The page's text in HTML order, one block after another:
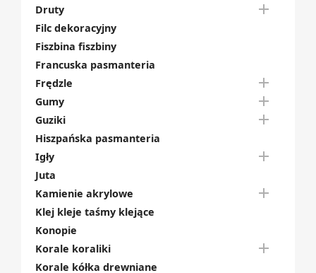
Druty 
Filc dekoracyjny
Fiszbina fiszbiny
Francuska pasmanteria
Frędzle

Gumy 
Guziki 
Hiszpańska pasmanteria
Igły

Juta
Kamienie akrylowe

Klej kleje taśmy klejące
Konopie
Korale koraliki

Korale kółka drewniane